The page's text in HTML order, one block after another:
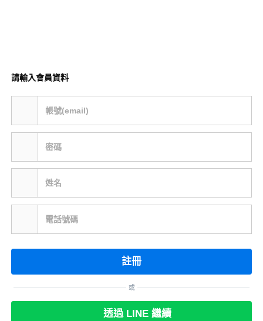
請輸入會員資料
帳號(email)
密碼
姓名
電話號碼
註冊
或
透過 LINE 繼續